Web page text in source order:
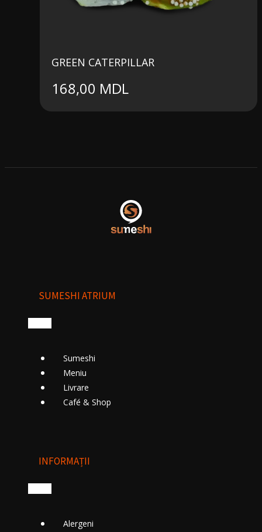
GREEN CATERPILLAR
168,00 MDL
SUMESHI ATRIUM
Sumeshi
Meniu
Livrare
Cafе́ & Shop
INFORMAȚII
Alergeni